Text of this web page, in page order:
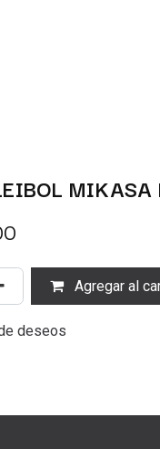
Agregar al
deseos